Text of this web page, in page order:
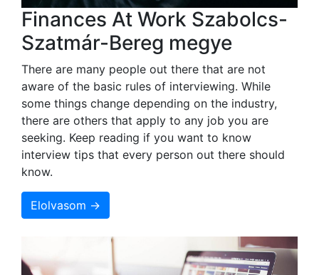
Finances At Work Szabolcs-
Szatmár-Bereg megye
There are many people out there that are not
aware of the basic rules of interviewing. While
some things change depending on the industry,
there are others that apply to any job you are
seeking. Keep reading if you want to know
interview tips that every person out there should
know.
Elolvasom →